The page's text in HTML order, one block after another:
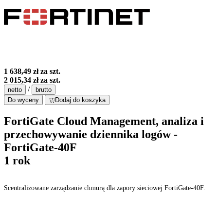
1 638,49 złza szt.
2 015,34 złza szt.
netto /
brutto
Do wyceny
Dodaj do koszyka
FortiGate Cloud Management, analiza i
przechowywanie dziennika logów -
FortiGate-40F
1 rok
Scentralizowane zarządzanie chmurą dla zapory sieciowej FortiGate-40F.